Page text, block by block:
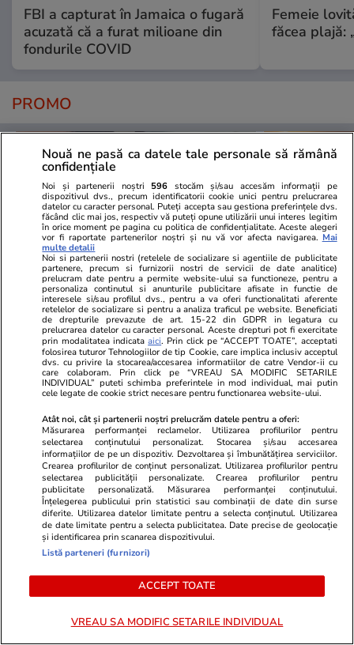
FBI a capturat în Jamaica o fugară
acuzată că a furat milioane din
fondurile COVID
Femeie
făcea plajă:
PROMO
Advertorial
Smart is the new chic: Cum ne
ajută tehnologia să ne reinventăm
Advertorial
Înscrie-te
voucher de
PARTENERI
Nouă ne pasă ca datele tale personale să rămână
confidențiale
Noi și partenerii noștri 596 stocăm și/sau accesăm informații pe
dispozitivul dvs., precum identificatorii cookie unici pentru prelucrarea
datelor cu caracter personal. Puteți accepta sau gestiona preferințele dvs.
făcând clic mai jos, respectiv vă puteți opune utilizării unui interes legitim
în orice moment pe pagina cu politica de confidențialitate. Aceste alegeri
vor fi raportate partenerilor noștri și nu vă vor afecta navigarea. Mai
multe detalii
Noi si partenerii nostri (retelele de socializare si agentiile de publicitate
partenere, precum si furnizorii nostri de servicii de date analitice)
prelucram date pentru a permite website-ului sa functioneze, pentru a
personaliza continutul si anunturile publicitare afisate in functie de
interesele si/sau profilul dvs., pentru a va oferi functionalitati aferente
retelelor de socializare si pentru a analiza traficul pe website. Beneficiati
de drepturile prevazute de art. 15-22 din GDPR in legatura cu
prelucrarea datelor cu caracter personal. Aceste drepturi pot fi exercitate
prin modalitatea indicataaici. Prin click pe “ACCEPT TOATE”, acceptati
folosirea tuturor Tehnologiilor de tip Cookie, care implica inclusiv acceptul
dvs. cu privire la stocarea/accesarea informatiilor de catre Vendor-ii cu
care colaboram. Prin click pe “VREAU SA MODIFIC SETARILE
INDIVIDUAL” puteti schimba preferintele in mod individual, mai putin
cele legate de cookie strict necesare pentru functionarea website-ului.
Atât noi, cât și partenerii noștri prelucrăm datele pentru a oferi:
Măsurarea performanței reclamelor. Utilizarea profilurilor pentru
selectarea conținutului personalizat. Stocarea și/sau accesarea
informațiilor de pe un dispozitiv. Dezvoltarea și îmbunătățirea serviciilor.
Crearea profilurilor de conținut personalizat. Utilizarea profilurilor pentru
selectarea publicității personalizate. Crearea profilurilor pentru
publicitate personalizată. Măsurarea performanței conținutului.
Înțelegerea publicului prin statistici sau combinații de date din surse
diferite. Utilizarea datelor limitate pentru a selecta conținutul. Utilizarea
de date limitate pentru a selecta publicitatea. Date precise de geolocație
și identificarea prin scanarea dispozitivului.
Listă parteneri (furnizori)
ACCEPT TOATE
VREAU SA MODIFIC SETARILE INDIVIDUAL